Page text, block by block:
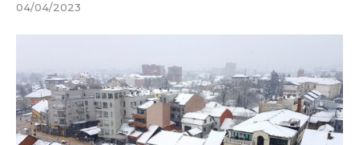
04/04/2023